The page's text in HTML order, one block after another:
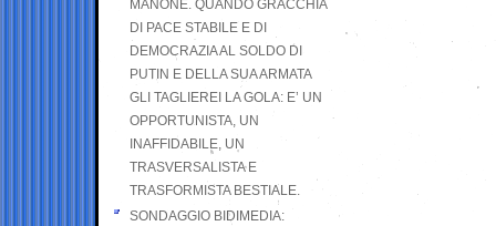
MANONE. QUANDO GRACCHIA
DI PACE STABILE E DI
DEMOCRAZIA AL SOLDO DI
PUTIN E DELLA SUA ARMATA
GLI TAGLIEREI LA GOLA: E’ UN
OPPORTUNISTA, UN
INAFFIDABILE, UN
TRASVERSALISTA E
TRASFORMISTA BESTIALE.
SONDAGGIO BIDIMEDIA: